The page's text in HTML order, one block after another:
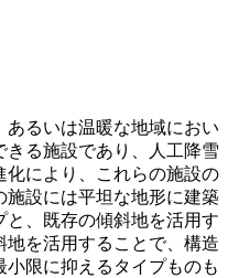
あるいは温暖な地域におい
る施設であり、人工降雪
化により、これらの施設の
施設には平坦な地形に建築
、既存の傾斜地を活用す
地を活用することで、構造
限に抑えるタイプものも